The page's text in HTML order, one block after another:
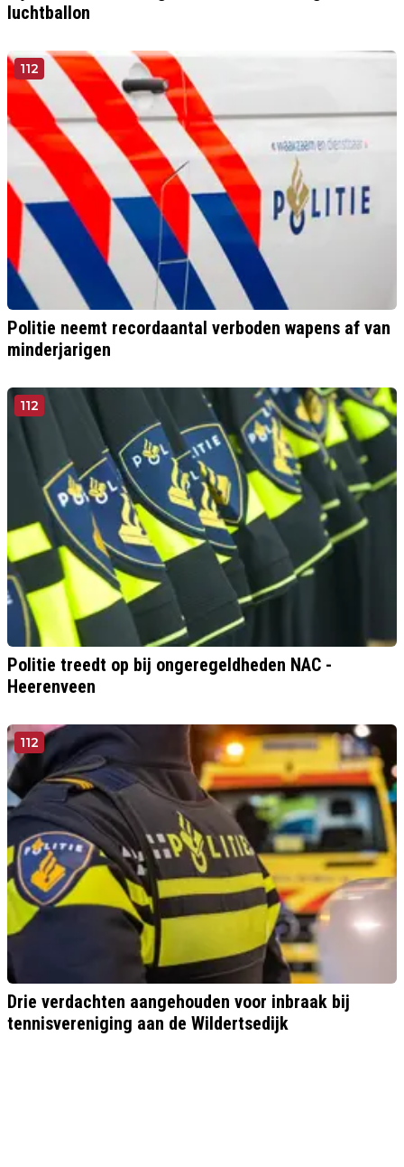
luchtballon
112
Politie neemt recordaantal verboden wapens af van
minderjarigen
112
Politie treedt op bij ongeregeldheden NAC -
Heerenveen
112
Drie verdachten aangehouden voor inbraak bij
tennisvereniging aan de Wildertsedijk